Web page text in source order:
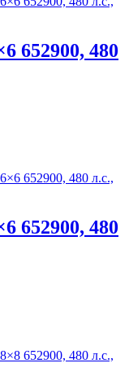
652900, 480
652900, 480